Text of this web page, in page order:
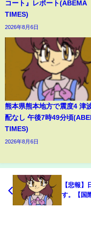
コート』レポート(ABEMA
TIMES)
2026年8月6日
熊本県熊本地方で震度4 津
配なし 午後7時49分頃
TIMES)
2026年8月6日
【悲報】
す。【国